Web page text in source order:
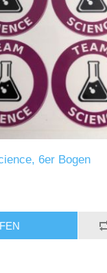
6er Bogen